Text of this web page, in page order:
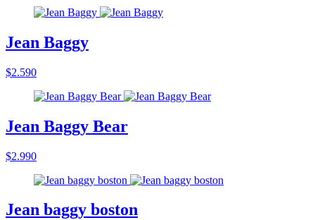
Jean Baggy
$2.590
Jean Baggy Bear
$2.990
Jean baggy boston